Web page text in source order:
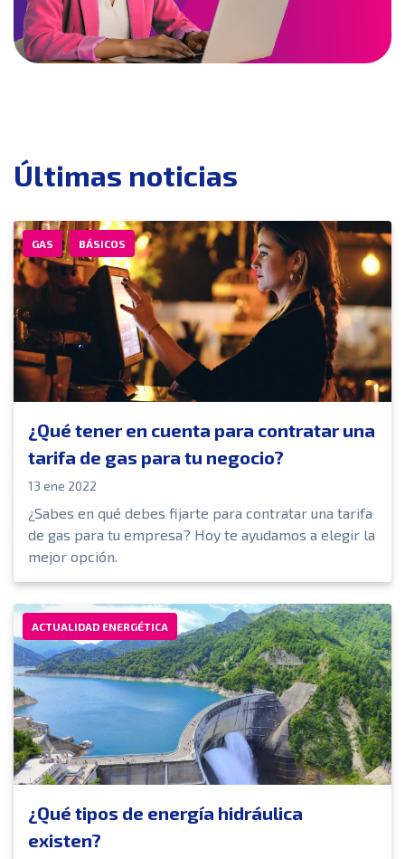
Últimas noticias
GAS BÁSICOS
¿Qué tener en cuenta para contratar una
tarifa de gas para tu negocio?
13 ene 2022
¿Sabes en qué debes fijarte para contratar una tarifa
de gas para tu empresa? Hoy te ayudamos a elegir la
mejor opción.
ACTUALIDAD ENERGÉTICA
¿Qué tipos de energía hidráulica
existen?